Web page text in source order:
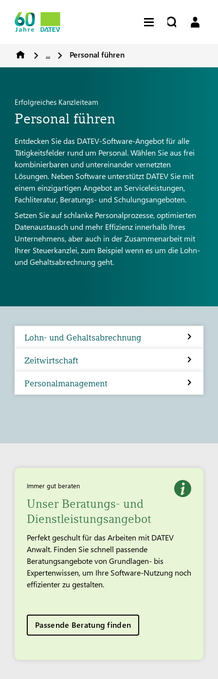
... Personal führen
Erfolgreiches Kanzleiteam
Personal führen
Entdecken Sie das DATEV-Software-Angebot für alle
Tätigkeitsfelder rund um Personal. Wählen Sie aus frei
kombinierbaren und untereinander vernetzten
Lösungen. Neben Software unterstützt DATEV Sie mit
einem einzigartigen Angebot an Serviceleistungen,
Fachliteratur, Beratungs- und Schulungsangeboten.
Setzen Sie auf schlanke Personalprozesse, optimierten
Datenaustausch und mehr Effizienz innerhalb Ihres
Unternehmens, aber auch in der Zusammenarbeit mit
Ihrer Steuerkanzlei, zum Beispiel wenn es um die Lohn-
und Gehaltsabrechnung geht.
Lohn- und Gehaltsabrechnung
Zeitwirtschaft
Personalmanagement
Immer gut beraten
Unser Beratungs- und
Dienstleistungsangebot
Perfekt geschult für das Arbeiten mit DATEV
Anwalt. Finden Sie schnell passende
Beratungsangebote von Grundlagen- bis
Expertenwissen, um Ihre Software-Nutzung noch
effizienter zu gestalten.
Passende Beratung finden